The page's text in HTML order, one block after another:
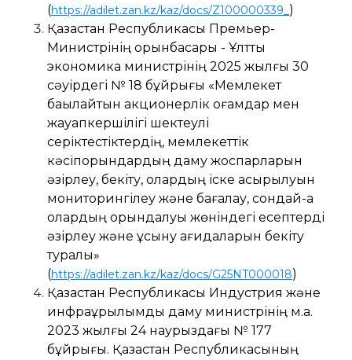
(https://adilet.zan.kz/kaz/docs/Z100000339_ )
Қазақстан Республикасы Премьер-
Министрінің орынбасары - Ұлттық
экономика министрінің 2025 жылғы 30
сәуірдегі № 18 бұйрығы «Мемлекет
бақылайтын акционерлік қоғамдар мен
жауапкершілігі шектеулі
серіктестіктердің, мемлекеттік
кәсіпорындардың даму жоспарларын
әзірлеу, бекіту, олардың іске асырылуын
мониторингілеу және бағалау, сондай-ақ
олардың орындалуы жөніндегі есептерді
әзірлеу және ұсыну қағидаларын бекіту
туралы»
(https://adilet.zan.kz/kaz/docs/G25NT000018)
Қазақстан Республикасы Индустрия және
инфрақұрылымдық даму министрінің м.а.
2023 жылғы 24 наурыздағы № 177
бұйрығы. Қазақстан Республикасының